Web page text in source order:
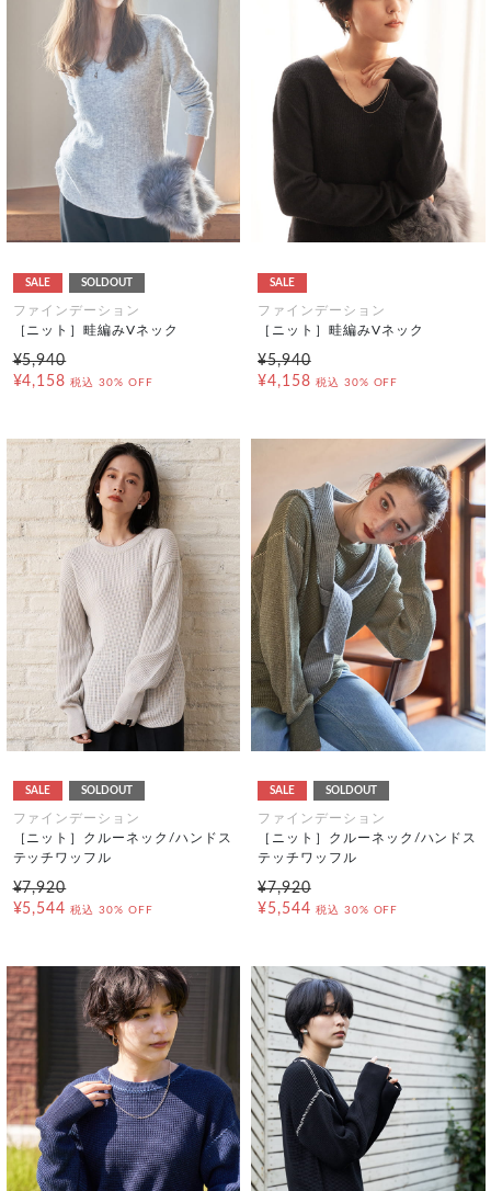
SALE SOLDOUT
ファインデーション
［ニット］畦編みVネック
¥5,940
¥4,158 税込 30% OFF
SALE
ファインデーション
［ニット］畦編みVネック
¥5,940
¥4,158 税込 30% OFF
SALE SOLDOUT
ファインデーション
［ニット］クルーネック/ハンドス
テッチワッフル
¥7,920
¥5,544 税込 30% OFF
SALE SOLDOUT
ファインデーション
［ニット］クルーネック/ハンドス
テッチワッフル
¥7,920
¥5,544 税込 30% OFF